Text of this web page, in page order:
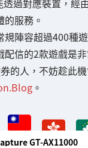
過對應裝置，經
服務。
陣容超過400種
信的2款遊戲是
的人，不妨趁此
。
GT-AX11000